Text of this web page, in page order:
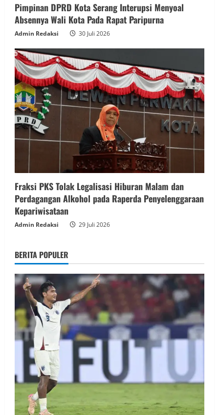
Pimpinan DPRD Kota Serang Interupsi Menyoal
Absennya Wali Kota Pada Rapat Paripurna
Admin Redaksi 30 Juli 2026
Fraksi PKS Tolak Legalisasi Hiburan Malam dan
Perdagangan Alkohol pada Raperda Penyelenggaraan
Kepariwisataan
Admin Redaksi 29 Juli 2026
BERITA POPULER